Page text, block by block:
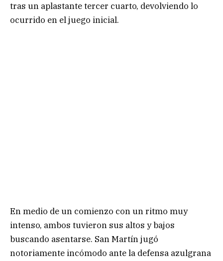
tras un aplastante tercer cuarto, devolviendo lo
ocurrido en el juego inicial.
En medio de un comienzo con un ritmo muy
intenso, ambos tuvieron sus altos y bajos
buscando asentarse. San Martín jugó
notoriamente incómodo ante la defensa azulgrana